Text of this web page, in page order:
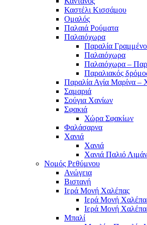
Καστέλι Κισσάμου
Ομαλός
Παλαιά Ρούματα
Παλαιόχωρα
Παραλία
Παλαιόχωρα
Παλαιόχωρα –
Παραλιακός
Παραλία Αγία Μαρίνα –
Σαμαριά
Σούγια Χανίων
Σφακιά
Χώρα Σφακίων
Φαλάσαρνα
Χανιά
Χανιά
Χανιά Παλιό
Νομός Ρεθύμνου
Ανώγεια
Βισταγή
Ιερά Μονή Χαλέπας
Ιερά Μονή
Ιερά Μονή
Μπαλί